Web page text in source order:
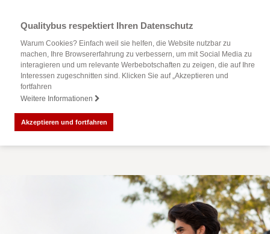
Qualitybus respektiert Ihren Datenschutz
Warum Cookies? Einfach weil sie helfen, die Website nutzbar zu
machen, Ihre Browsererfahrung zu verbessern, um mit Social Media zu
interagieren und um relevante Werbebotschaften zu zeigen, die auf Ihre
Interessen zugeschnitten sind. Klicken Sie auf „Akzeptieren und
fortfahren
Weitere Informationen
Akzeptieren und fortfahren